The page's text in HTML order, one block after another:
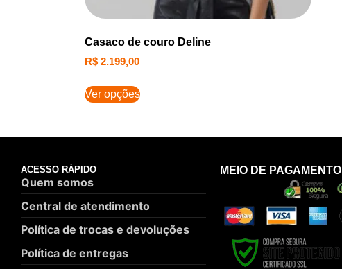
Casaco de couro Deline
R$ 2.199,00
Ver opções
ACESSO RÁPIDO
Quem somos
Central de atendimento
Política de trocas e devoluções
Política de entregas
MEIO DE PAGAMENTO